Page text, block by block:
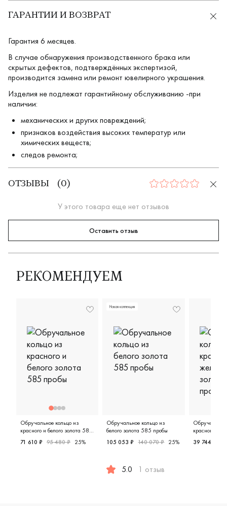
ГАРАНТИИ И ВОЗВРАТ
Гарантия 6 месяцев.
В случае обнаружения производственного брака или
скрытых дефектов, подтверждённых экспертизой,
производится замена или ремонт ювелирного украшения.
Изделия не подлежат гарантийному обслуживанию -при
наличии:
механических и других повреждений;
признаков воздействия высоких температур или
химических веществ;
следов ремонта;
ОТЗЫВЫ ( 0) 0
У этого товара еще нет отзывов
Оставить отзыв
РЕКОМЕНДУЕМ
Обручальное кольцо из
красного и белого золота 585
Женские, мужские, парные, красное и белое золото
71 610 ₽ 95 480 ₽ 25%
Новая коллекция
Обручальное кольцо из
белого золота 585 пробы
105 053 ₽ 140 070 ₽ 25%
5.0 1 отзыв
красного,
золота 585
39 744 ₽